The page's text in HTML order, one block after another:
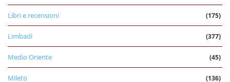
Libri e recensioni (175)
Limbadi (377)
Medio Oriente (45)
Mileto (136)